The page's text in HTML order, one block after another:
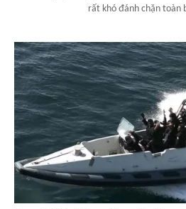
rất khó đánh chặn toàn